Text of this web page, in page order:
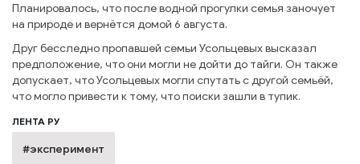
Планировалось, что после водной прогулки семья заночует
на природе и вернётся домой 6 августа.
Друг бесследно пропавшей семьи Усольцевых высказал
предположение, что они могли не дойти до тайги. Он также
допускает, что Усольцевых могли спутать с другой семьёй,
что могло привести к тому, что поиски зашли в тупик.
ЛЕНТА РУ
#эксперимент